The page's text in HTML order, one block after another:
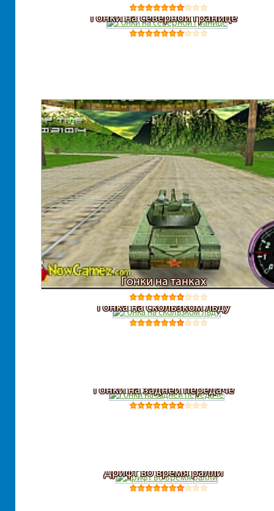
Гонки на северной границе
Гонки на танках
Гонка на скользком льду
Гонки на задней передаче
Дрифт во время ралли